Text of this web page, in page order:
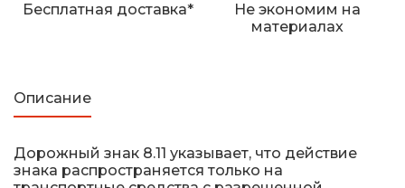
Бесплатная доставка*
Не экономим на
материалах
Описание
Дорожный знак 8.11 указывает, что действие
знака распространяется только на